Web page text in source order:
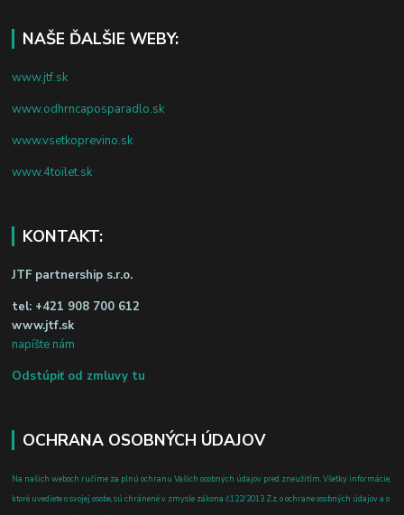
NAŠE ĎALŠIE WEBY:
www.jtf.sk
www.odhrncaposparadlo.sk
www.vsetkoprevino.sk
www.4toilet.sk
KONTAKT:
JTF partnership s.r.o.
tel: +421 908 700 612
www.jtf.sk
napíšte nám
Odstúpiť od zmluvy tu
OCHRANA OSOBNÝCH ÚDAJOV
Na našich weboch ručíme za plnú ochranu Vašich osobných údajov pred zneužitím. Všetky informácie,
ktoré uvediete o svojej osobe, sú chránené v zmysle zákona č.122/2013 Z.z. o ochrane osobných údajov a o